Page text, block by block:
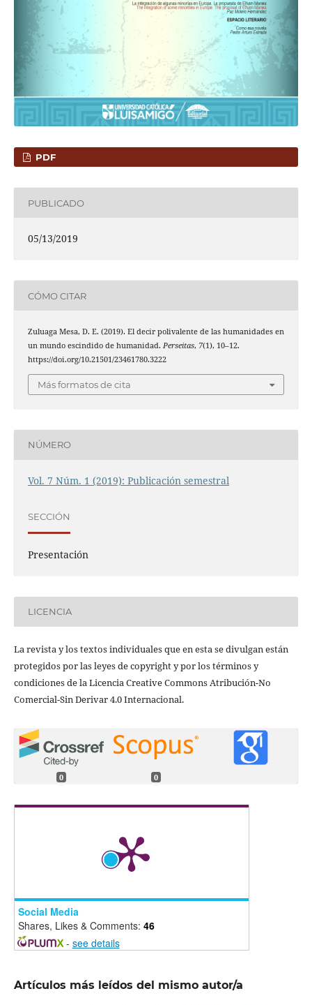
PDF
PUBLICADO
05/13/2019
CÓMO CITAR
Zuluaga Mesa, D. E. (2019). El decir polivalente de las humanidades en
un mundo escindido de humanidad. Perseitas, 7(1), 10–12.
https://doi.org/10.21501/23461780.3222
Más formatos de cita
NÚMERO
Vol. 7 Núm. 1 (2019): Publicación semestral
SECCIÓN
Presentación
LICENCIA
La revista y los textos individuales que en esta se divulgan están
protegidos por las leyes de copyright y por los términos y
condiciones de la Licencia Creative Commons Atribución-No
Comercial-Sin Derivar 4.0 Internacional.
0 0
Social Media
Shares, Likes & Comments: 46
- see details
Artículos más leídos del mismo autor/a